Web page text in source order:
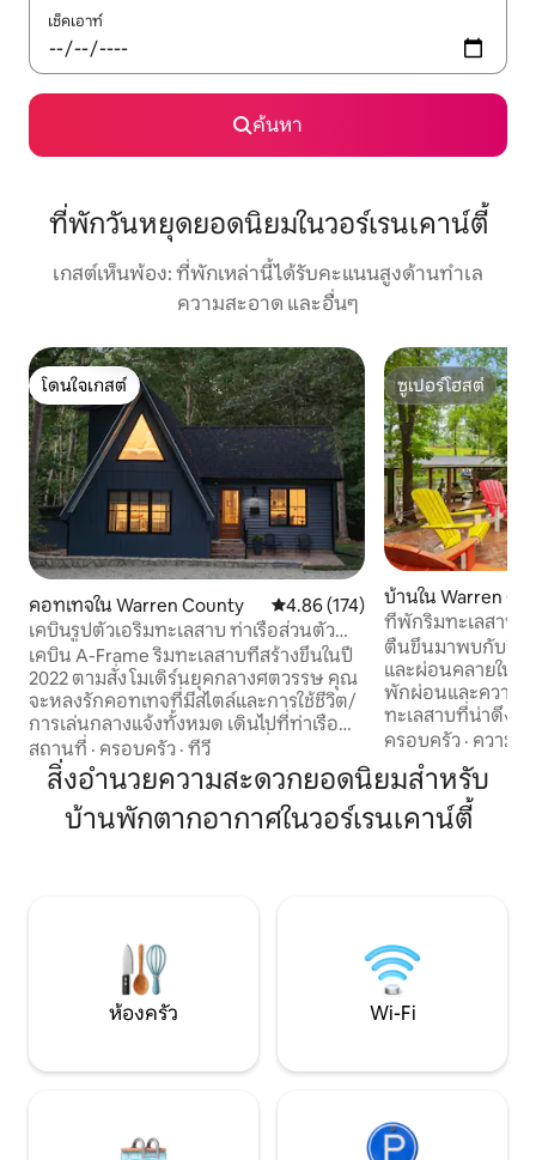
เช็คเอาท์
ค้นหา
ที่พักวันหยุดยอดนิยมในวอร์เรนเคาน์ตี้
เกสต์เห็นพ้อง: ที่พักเหล่านี้ได้รับคะแนนสูงด้านทำเล
ความสะอาด และอื่นๆ
โดนใจเกสต์
โดนใจเกสต์
คอทเทจใน Warren County คะแนนเฉลี่ย 4.86 จาก 5, 174 รีวิว
4.86 (174)
เคบินรูปตัวเอริมทะเลสาบ ท่าเรือส่วนตัว
เรือคายัค SUP
เคบิน A-Frame ริมทะเลสาบที่สร้างขึ้นในปี
2022 ตามสั่ง โมเดิร์นยุคกลางศตวรรษ คุณ
จะหลงรักคอทเทจที่มีสไตล์และการใช้ชีวิต/
การเล่นกลางแจ้งทั้งหมด เดินไปที่ท่าเรือ
ส่วนตัวของคุณเองได้ไม่ไกล (ที่เทียบเรือ 2
แห่ง) และทางลาดลงเรืออยู่ใกล้ ๆ ตั้งอยู่ริม
ทะเลสาบเคอร์ (หรือที่รู้จักกันในชื่อเกาะบั๊ก
ส์) ใหม่สำหรับปี 2024; ห้องน้ำใหม่ทั้งหมด
อินเทอร์เน็ตไฟเบอร์ใหม่ ทางเท้าคอนกรีต
เรือคายัคสำหรับผู้ใหญ่ แพดเดิลบอร์ด และ
เก้าอี้ชายหาด
สถานที่ · ครอบครัว · ทีวี
ซูเปอร์โฮสต์
ซูเปอร์โฮสต์
บ้านใน Warren
ที่พักริมทะเลสาบพ
และห้องเกม!
ตื่นขึ้นมาพบกับวิวท
และผ่อนคลายใน
พักผ่อนและความ
ทะเลสาบที่น่าดึง
สะดวกสบาย ควา
กลางแจ้งเข้าด้วยกัน ที่พักนี้มี:
บรรยากาศริมทะเ
🔥 กองไฟกลางแ
ห้องเล่นเกมพร้อม
อย่างยิ่งสำหรับคร
ต้องการวันพักผ่อ
อบอุ่นร่วมกัน
ครอบครัว · ความส
สิ่งอำนวยความสะดวกยอดนิยมสำหรับ
บ้านพักตากอากาศในวอร์เรนเคาน์ตี้
ห้องครัว Wi-Fi